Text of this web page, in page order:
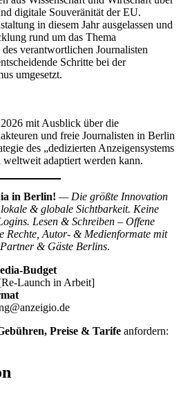
digitale Souveränität der EU.
in diesem Jahr ausgelassen und
rund um das Thema
verantwortlichen Journalisten
Schritte bei der
umgesetzt.
mit Ausblick über die
und freie Journalisten in Berlin
des „dedizierten Anzeigensystems
adaptiert werden kann.
in Berlin! — Die größte Innovation
& globale Sichtbarkeit. Keine
Lesen & Schreiben – Offene
Rechte, Autor- & Medienformate mit
& Gäste Berlins.
Budget
Launch in Arbeit]
Preise & Tarife anfordern: